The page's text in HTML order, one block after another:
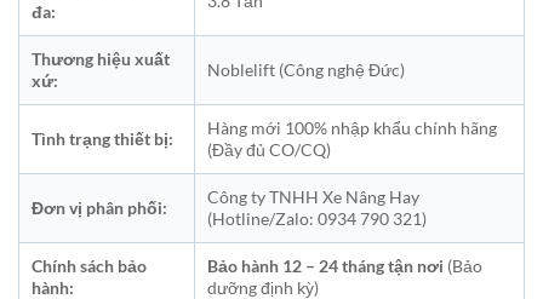
đa:
Thương hiệu xuất
xứ:
Noblelift (Công nghệ Đức)
Tình trạng thiết bị:
Hàng mới 100% nhập khẩu chính hãng
(Đầy đủ CO/CQ)
Đơn vị phân phối:
Công ty TNHH Xe Nâng Hay
(Hotline/Zalo: 0934 790 321)
Chính sách bảo
hành:
Bảo hành 12 – 24 tháng tận nơi (Bảo
dưỡng định kỳ)